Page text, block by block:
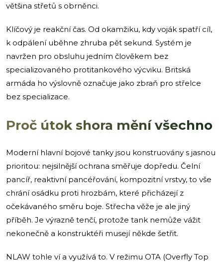
většina střetů s obrněnci.
Klíčový je reakční čas. Od okamžiku, kdy voják spatří cíl,
k odpálení uběhne zhruba pět sekund. Systém je
navržen pro obsluhu jedním člověkem bez
specializovaného protitankového výcviku. Britská
armáda ho výslovně označuje jako zbraň pro střelce
bez specializace.
Proč útok shora mění všechno
Moderní hlavní bojové tanky jsou konstruovány s jasnou
prioritou: nejsilnější ochrana směřuje dopředu. Čelní
pancíř, reaktivní pancéřování, kompozitní vrstvy, to vše
chrání osádku proti hrozbám, které přicházejí z
očekávaného směru boje. Střecha věže je ale jiný
příběh. Je výrazně tenčí, protože tank nemůže vážit
nekonečně a konstruktéři musejí někde šetřit.
NLAW tohle ví a využívá to. V režimu OTA (Overfly Top